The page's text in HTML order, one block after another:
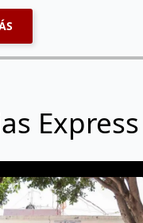
Express